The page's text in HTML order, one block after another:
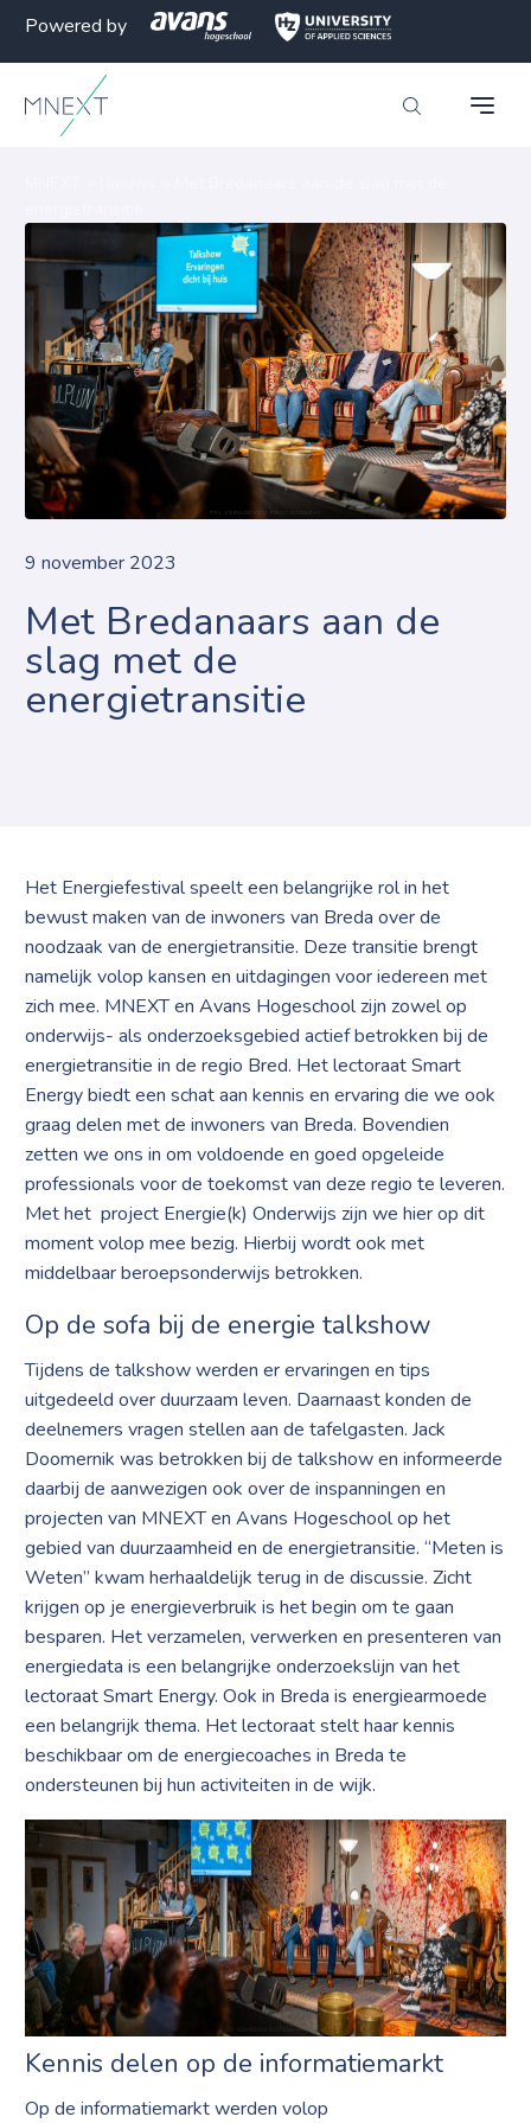
Powered by
9 november 2023
Met Bredanaars aan de
slag met de
energietransitie
Het Energiefestival speelt een belangrijke rol in het
bewust maken van de inwoners van Breda over de
noodzaak van de energietransitie. Deze transitie brengt
namelijk volop kansen en uitdagingen voor iedereen met
zich mee. MNEXT en Avans Hogeschool zijn zowel op
onderwijs- als onderzoeksgebied actief betrokken bij de
energietransitie in de regio Bred. Het lectoraat Smart
Energy biedt een schat aan kennis en ervaring die we ook
graag delen met de inwoners van Breda. Bovendien
zetten we ons in om voldoende en goed opgeleide
professionals voor de toekomst van deze regio te leveren.
Met het project Energie(k) Onderwijs zijn we hier op dit
moment volop mee bezig. Hierbij wordt ook met
middelbaar beroepsonderwijs betrokken.
Op de sofa bij de energie talkshow
Tijdens de talkshow werden er ervaringen en tips
uitgedeeld over duurzaam leven. Daarnaast konden de
deelnemers vragen stellen aan de tafelgasten. Jack
Doomernik was betrokken bij de talkshow en informeerde
daarbij de aanwezigen ook over de inspanningen en
projecten van MNEXT en Avans Hogeschool op het
gebied van duurzaamheid en de energietransitie. “Meten is
Weten” kwam herhaaldelijk terug in de discussie. Zicht
krijgen op je energieverbruik is het begin om te gaan
besparen. Het verzamelen, verwerken en presenteren van
energiedata is een belangrijke onderzoekslijn van het
lectoraat Smart Energy. Ook in Breda is energiearmoede
een belangrijk thema. Het lectoraat stelt haar kennis
beschikbaar om de energiecoaches in Breda te
ondersteunen bij hun activiteiten in de wijk.
Kennis delen op de informatiemarkt
Op de informatiemarkt werden volop